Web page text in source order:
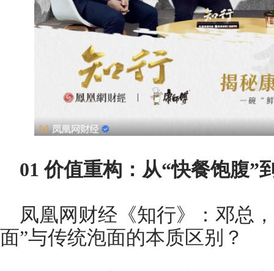
01价值重构：从“快餐饱腹”
凤凰网财经《知行》：邓总
面”与传统泡面的本质区别？